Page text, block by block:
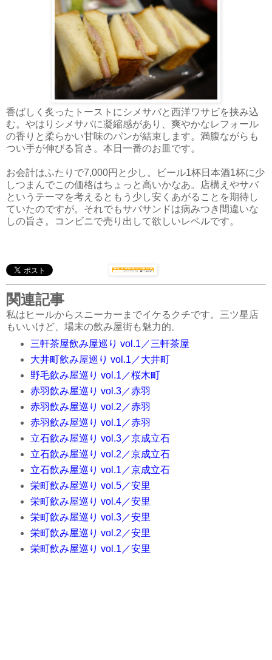
香ばしく炙ったトーストにシメサバと西洋ワサビを挟み込
む。やはりシメサバに凝縮感があり、爽やかなレフォール
の香りと柔らかい甘味のパンが結束します。満腹ながらも
つい手が伸びる旨さ。本日一番のお皿です。
お会計はふたりで7,000円と少し。ビール1杯日本酒1杯に少
しつまんでこの価格はちょっと高いかなあ。店構えやサバ
というテーマを考えるともう少し安くあがることを期待し
ていたのですが。それでもサバサンドは病みつき間違いな
しの旨さ。コンビニで売り出して欲しいレベルです。
関連記事
私はヒールからスニーカーまでイケるクチです。三ツ星店
もいいけど、場末の飲み屋街も魅力的。
三軒茶屋飲み屋巡り vol.1／三軒茶屋
大井町飲み屋巡り vol.1／大井町
野毛飲み屋巡り vol.1／桜木町
赤羽飲み屋巡り vol.3／赤羽
赤羽飲み屋巡り vol.2 ／赤羽
赤羽飲み屋巡り vol.1 ／赤羽
立石飲み屋巡り vol.3／京成立石
立石飲み屋巡り vol.2／京成立石
立石飲み屋巡り vol.1／京成立石
栄町飲み屋巡り vol.5／安里
栄町飲み屋巡り vol.4／安里
栄町飲み屋巡り vol.3／安里
栄町飲み屋巡り vol.2／安里
栄町飲み屋巡り vol.1／安里